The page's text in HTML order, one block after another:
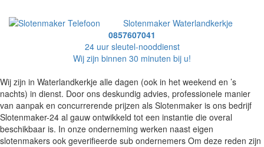
Slotenmaker Waterlandkerkje
0857607041
24 uur sleutel-nooddienst
Wij zijn binnen 30 minuten bij u!
Wij zijn in Waterlandkerkje alle dagen (ook in het weekend en ’s
nachts) in dienst. Door ons deskundig advies, professionele manier
van aanpak en concurrerende prijzen als Slotenmaker is ons bedrijf
Slotenmaker-24 al gauw ontwikkeld tot een instantie die overal
beschikbaar is. In onze onderneming werken naast eigen
slotenmakers ook geverifieerde sub ondernemers Om deze reden zijn